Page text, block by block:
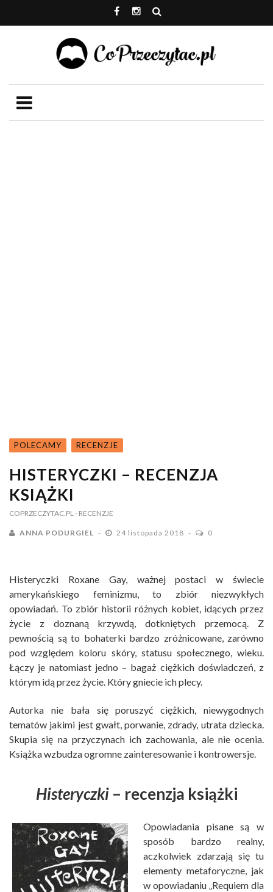
POLECAMY RECENZJE
HISTERYCZKI – RECENZJA
KSIĄŻKI
COPRZECZYTAC.PL - RECENZJE
ANNA PODURGIEL 24 listopada 2018 0
Histeryczki Roxane Gay, ważnej postaci w świecie
amerykańskiego feminizmu, to zbiór niezwykłych
opowiadań. To zbiór historii różnych kobiet, idących przez
życie z doznaną krzywdą, dotkniętych przemocą. Z
pewnością są to bohaterki bardzo zróżnicowane, zarówno
pod względem koloru skóry, statusu społecznego, wieku.
Łączy je natomiast jedno – bagaż ciężkich doświadczeń, z
którym idą przez życie. Który gniecie ich plecy.
Autorka nie bała się poruszyć ciężkich, niewygodnych
tematów jakimi jest gwałt, porwanie, zdrady, utrata dziecka.
Skupia się na przyczynach ich zachowania, ale nie ocenia.
Książka wzbudza ogromne zainteresowanie i kontrowersje.
Histeryczki– recenzja książki
Opowiadania pisane są w
sposób bardzo realny,
aczkolwiek zdarzają się tu
elementy metaforyczne, jak
w opowiadaniu „Requiem dla